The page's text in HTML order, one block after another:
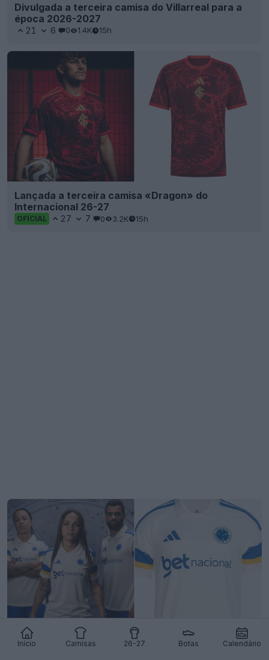
Início Camisas 26-27 Botas Calendário
Divulgada a terceira camisa do Villarreal para a
época 2026-2027
21 6 0 1.4K 15h
Lançada a terceira camisa «Dragon» do
Internacional 26-27
OFICIAL 27 7 0 3.2K 15h
Lançamento da terceira camisa do Cruzeiro para